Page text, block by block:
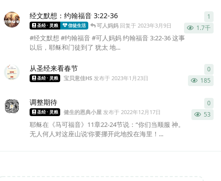
经文默想：约翰福音 3:22‭-‬36
圣经 · 灵粮 信徒生活 可人妈妈回复于 2023年3月9日 1.7千
#经文默想 #约翰福音 #可人妈妈 约翰福音 3:22‭-‬36 这事
以后，耶稣和门徒到了 犹太 地...
1
从圣经来看春节
圣经 · 灵粮 宝贝意佳HS 发布于2023年1月23日 185
0
调整期待
圣经 · 灵粮 健生的恩典小屋 发布于2022年12月17日 53
耶稣在《马可福音》11章22-24节说：“你们当顺服 神。
无人何人对这座山说‘你要挪开此地投在海里！...
0